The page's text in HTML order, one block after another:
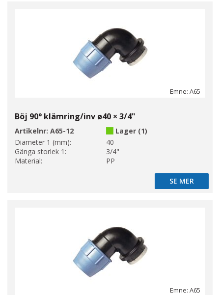
Emne: A65
Böj 90° klämring/inv ø40 × 3/4"
Artikelnr: A65-12
Lager (1)
Diameter 1 (mm):
40
Gänga storlek 1:
3/4"
Material:
PP
SE MER
SE MER
Emne: A65